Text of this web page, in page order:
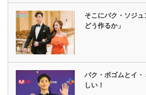
そこにパク・ソジ
どう作るか」
パク・ボゴムとイ
しい！